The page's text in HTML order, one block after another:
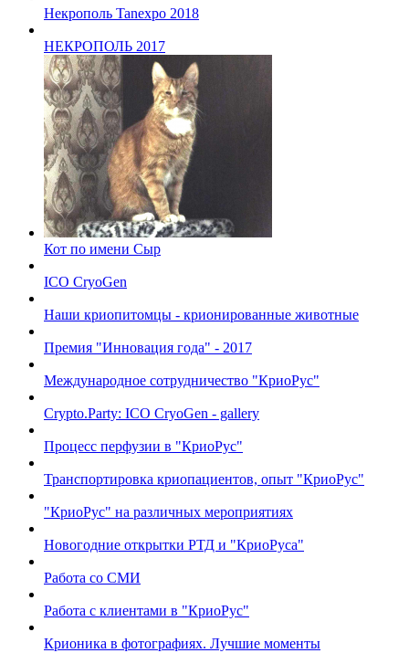
Некрополь Tanexpo 2018
НЕКРОПОЛЬ 2017
Кот по имени Сыр
ICO CryoGen
Наши криопитомцы - крионированные животные
Премия "Инновация года" - 2017
Международное сотрудничество "КриоРус"
Crypto.Party: ICO CryoGen - gallery
Процесс перфузии в "КриоРус"
Транспортировка криопациентов, опыт "КриоРус"
"КриоРус" на различных мероприятиях
Новогодние открытки РТД и "КриоРуса"
Работа со СМИ
Работа с клиентами в "КриоРус"
Крионика в фотографиях. Лучшие моменты